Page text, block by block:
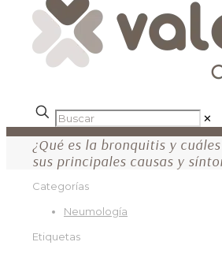
✕
¿Qué es la bronquitis y
sus principales causas y
Categorías
Neumología
Etiquetas